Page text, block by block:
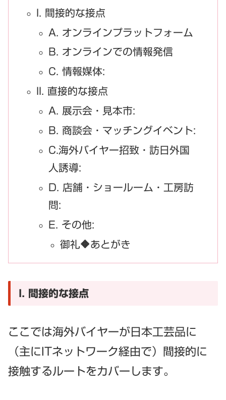
I. 間接的な接点
A. オンラインプラットフォーム
B. オンラインでの情報発信
C. 情報媒体:
II. 直接的な接点
A. 展示会・見本市:
B. 商談会・マッチングイベント:
C.海外バイヤー招致・訪日外国
人誘導:
D. 店舗・ショールーム・工房訪
問:
E. その他:
御礼🔶あとがき
I. 間接的な接点
ここでは海外バイヤーが日本工芸品に
（主にITネットワーク経由で）間接的に
接触するルートをカバーします。